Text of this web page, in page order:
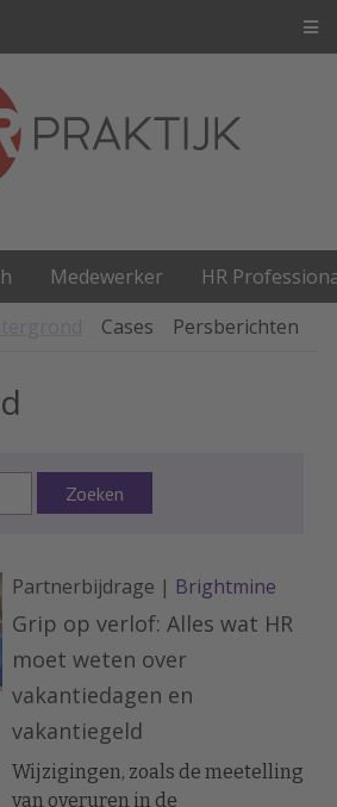
Medewerker
HR
Cases Persberichten
Zoeken
Partnerbijdrage | Brightmine
Grip op verlof: Alles wat HR
moet weten over
vakantiedagen en
vakantiegeld
Wijzigingen, zoals de meetelling
van overuren in de